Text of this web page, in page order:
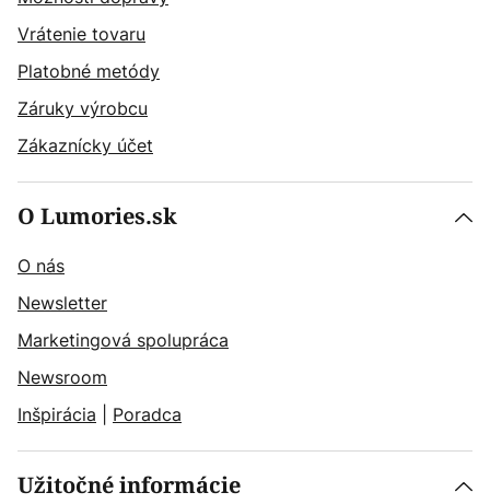
Vrátenie tovaru
Platobné metódy
Záruky výrobcu
Zákaznícky účet
O Lumories.sk
O nás
Newsletter
Marketingová spolupráca
Newsroom
Inšpirácia
Poradca
Užitočné informácie